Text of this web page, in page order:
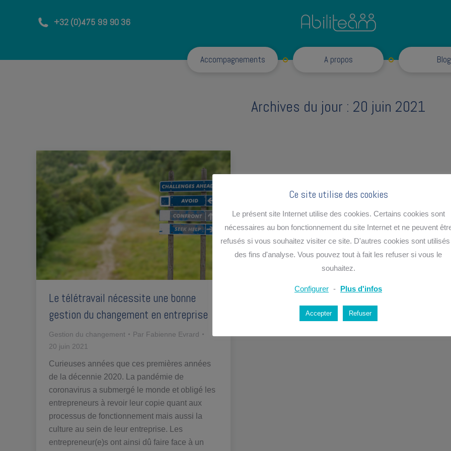
+32 (0)475 99 90 36
Accompagnements A propos Blog
Archives du jour : 20 juin 2021
Le télétravail nécessite une bonne
gestion du changement en entreprise
Gestion du changement Par Fabienne Evrard
20 juin 2021
Curieuses années que ces premières années
de la décennie 2020. La pandémie de
coronavirus a submergé le monde et obligé les
entrepreneurs à revoir leur copie quant aux
processus de fonctionnement mais aussi la
culture au sein de leur entreprise. Les
entrepreneur(e)s ont ainsi dû faire face à un
Ce site utilise des cookies
Le présent site Internet utilise des cookies. Certains cookies sont
nécessaires au bon fonctionnement du site Internet et ne peuvent
refusés si vous souhaitez visiter ce site. D'autres cookies sont
des fins d'analyse. Vous pouvez tout à fait les refuser si vous le
souhaitez.
Configurer - Plus d'infos
Accepter Refuser
Accompagnements